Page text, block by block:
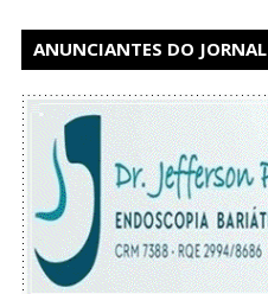
ANUNCIANTES DO JORNAL